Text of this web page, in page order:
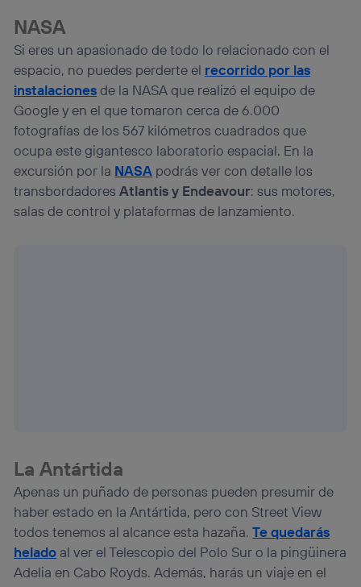
NASA
Si eres un apasionado de todo lo relacionado con el
espacio, no puedes perderte el recorrido por las
instalacionesde la NASA que realizó el equipo de
Google y en el que tomaron cerca de 6.000
fotografías de los 567 kilómetros cuadrados que
ocupa este gigantesco laboratorio espacial. En la
excursión por la NASA podrás ver con detalle los
transbordadoresAtlantis y Endeavour: sus motores,
salas de control y plataformas de lanzamiento.
La Antártida
Apenas un puñado de personas pueden presumir de
haber estado en la Antártida, pero con Street View
todos tenemos al alcance esta hazaña.Te quedarás
helado al ver el Telescopio del Polo Sur o la pingüinera
Adelia en Cabo Royds. Además, harás un viaje en el
el marketing o análisis se realizará en función de las
actividades de navegación de los miembros del hogar
que hayan dado su consentimiento.
Si utilizasdatos móviles, el marketing será más
personalizado, ya que se basará únicamente en la
navegación del usuario del móvil.
Puedes gestionar los consentimientos Utiq seleccionando
“Administrar Utiq” en la parte inferior de esta página web o
visitando el portal de privacidad de Utiq
(“consenthub”). Para más información, consulta
la política de privacidad de Utiq.